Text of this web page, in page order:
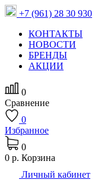
+7 (961) 28 30 930
КОНТАКТЫ
НОВОСТИ
БРЕНДЫ
АКЦИИ
0
Сравнение
0
Избранное
0
0 р. Корзина
Личный кабинет